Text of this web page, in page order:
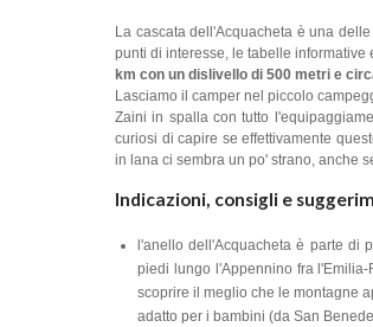
La cascata dell'Acquacheta è una
punti di interesse, le tabelle
km con un dislivello di 500 metri e
Lasciamo il camper nel piccolo
Zaini in spalla con tutto
curiosi di capire se effettivamente
in lana ci sembra un po' strano, anche
Indicazioni, consigli e
l'anello dell'Acquacheta è parte di
piedi lungo l'Appennino fra
scoprire il meglio che le montagne
adatto per i bambini (da San